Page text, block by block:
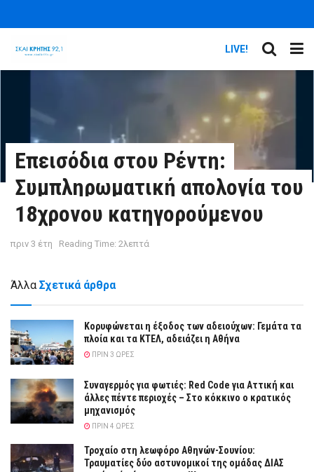
LIVE!
Επεισόδια στου Ρέντη:
Συμπληρωματική απολογία του
18χρονου κατηγορούμενου
πριν 3 έτη Reading Time: 2λεπτά
Άλλα Σχετικά άρθρα
Κορυφώνεται η έξοδος των αδειούχων: Γεμάτα τα
πλοία και τα ΚΤΕΛ, αδειάζει η Αθήνα
ΠΡΙΝ 3 ΏΡΕΣ
Συναγερμός για φωτιές: Red Code για Αττική και
άλλες πέντε περιοχές – Στο κόκκινο ο κρατικός
μηχανισμός
ΠΡΙΝ 4 ΏΡΕΣ
Τροχαίο στη λεωφόρο Αθηνών-Σουνίου:
Τραυματίες δύο αστυνομικοί της ομάδας ΔΙΑΣ